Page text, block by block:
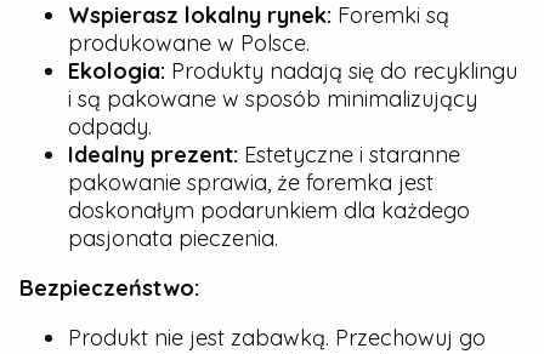
Wspierasz lokalny rynek: Foremki są
produkowane w Polsce.
Ekologia: Produkty nadają się do recyklingu
i są pakowane w sposób minimalizujący
odpady.
Idealny prezent: Estetyczne i staranne
pakowanie sprawia, że foremka jest
doskonałym podarunkiem dla każdego
pasjonata pieczenia.
Bezpieczeństwo:
Produkt nie jest zabawką. Przechowuj go